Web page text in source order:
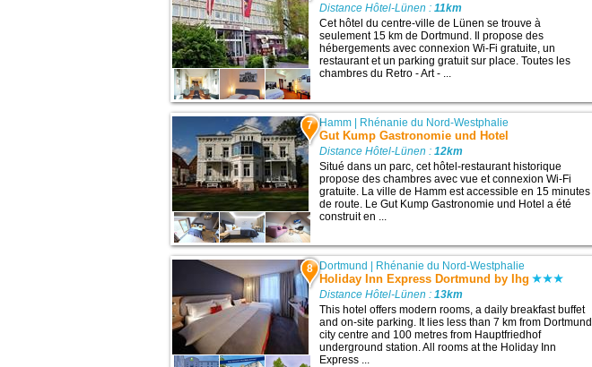
Distance Hôtel-Lünen :11km
Cet hôtel du centre-ville de Lünen se trouve à
seulement 15 km de Dortmund. Il propose des
hébergements avec connexion Wi-Fi gratuite, un
restaurant et un parking gratuit sur place. Toutes les
chambres du Retro - Art - ...
7 Hamm | Rhénanie du Nord-Westphalie
Gut Kump Gastronomie und Hotel
Distance Hôtel-Lünen :12km
Situé dans un parc, cet hôtel-restaurant historique
propose des chambres avec vue et connexion Wi-Fi
gratuite. La ville de Hamm est accessible en 15 minutes
de route. Le Gut Kump Gastronomie und Hotel a été
construit en ...
8 Dortmund | Rhénanie du Nord-Westphalie
Holiday Inn Express Dortmund by Ihg
Distance Hôtel-Lünen :13km
This hotel offers modern rooms, a daily breakfast buffet
and on-site parking. It lies less than 7 km from Dortmund
city centre and 100 metres from Hauptfriedhof
underground station. All rooms at the Holiday Inn
Express ...